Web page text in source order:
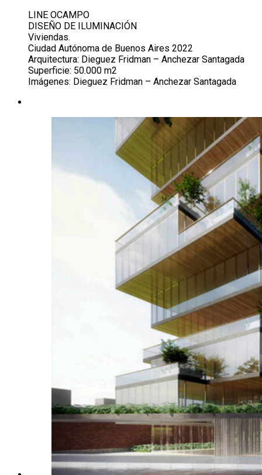
LINE OCAMPO
DISEÑO DE ILUMINACIÓN
Viviendas.
Ciudad Autónoma de Buenos Aires 2022
Arquitectura: Dieguez Fridman – Anchezar Santagada
Superficie: 50.000 m2
Imágenes: Dieguez Fridman – Anchezar Santagada